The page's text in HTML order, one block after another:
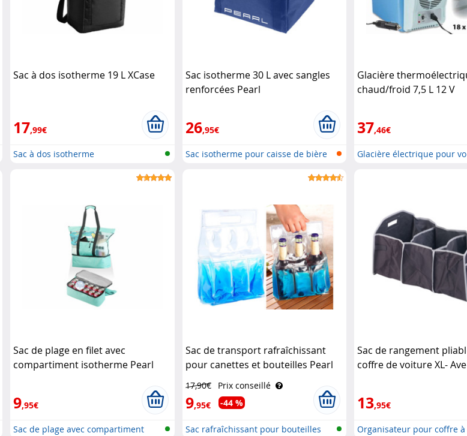
Sac à dos isotherme 19 L XCase
17,99€
Sac à dos isotherme
Sac isotherme 30 L avec sangles
renforcées Pearl
26,95€
Sac isotherme pour caisse de bière
Glacière
chaud/froid 7,5 L 12 V
37,46€
Glacière électrique pour
Sac de plage en filet avec
compartiment isotherme Pearl
9,95€
Sac de plage avec compartiment
Sac de transport rafraîchissant
pour canettes et bouteilles Pearl
17,90€ Prix conseillé
9,95€ -44 %
Sac rafraîchissant pour bouteilles
Sac de rangement
coffre de voiture XL-
13,95€
Organisateur pour coffre à